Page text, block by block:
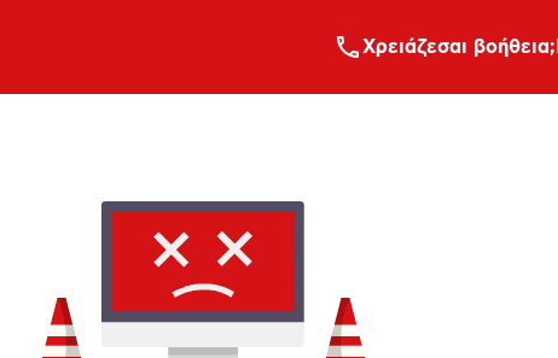
Xρειάζεσαι βοήθεια;